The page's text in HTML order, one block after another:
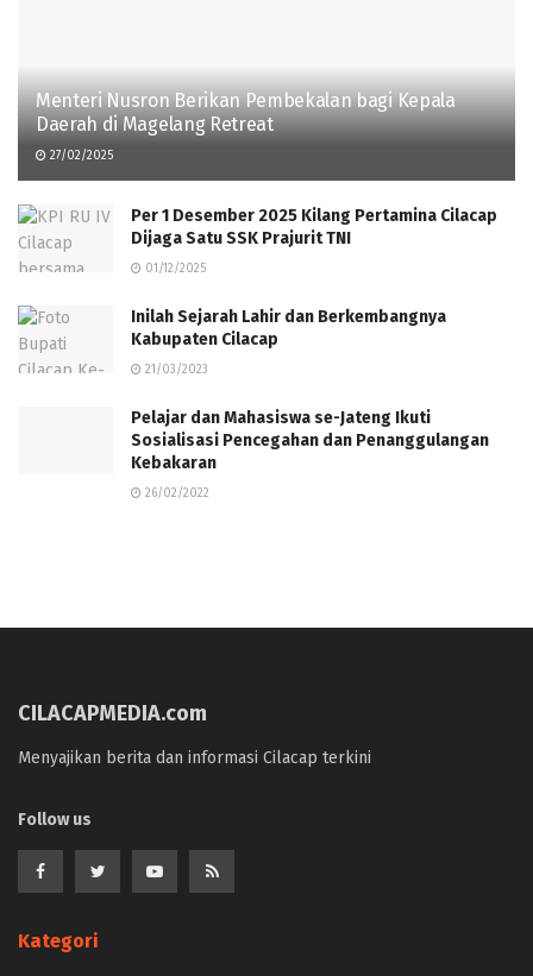
Menteri Nusron Berikan Pembekalan bagi Kepala
Daerah di Magelang Retreat
27/02/2025
Per 1 Desember 2025 Kilang Pertamina Cilacap
Dijaga Satu SSK Prajurit TNI
01/12/2025
Inilah Sejarah Lahir dan Berkembangnya
Kabupaten Cilacap
21/03/2023
Pelajar dan Mahasiswa se-Jateng Ikuti
Sosialisasi Pencegahan dan Penanggulangan
Kebakaran
26/02/2022
CILACAPMEDIA.com
Menyajikan berita dan informasi Cilacap terkini
Follow us
Kategori